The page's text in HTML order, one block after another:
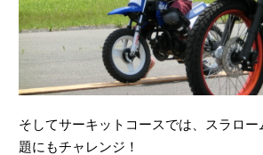
そしてサーキットコースでは、スラロ
題にもチャレンジ！